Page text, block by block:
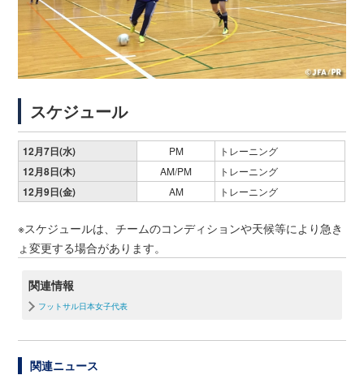
スケジュール
12月7日(水) PM トレーニング
12月8日(木) AM/PM トレーニング
12月9日(金) AM トレーニング
※スケジュールは、チームのコンディションや天候等により急き
ょ変更する場合があります。
関連情報
フットサル日本女子代表
関連ニュース